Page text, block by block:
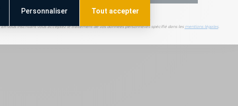
En vous inscrivant vous acceptez le traitement de vos données personnelles spécifié dans les mentions légales.